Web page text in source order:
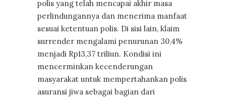
polis yang telah mencapai akhir masa
perlindungannya dan menerima manfaat
sesuai ketentuan polis. Di sisi lain, klaim
surrender mengalami penurunan 30,4%
menjadi Rp13,37 triliun. Kondisi ini
mencerminkan kecenderungan
masyarakat untuk mempertahankan polis
asuransi jiwa sebagai bagian dari